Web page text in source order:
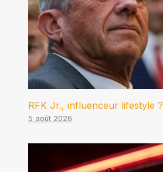
RFK Jr., influenceur lifestyle ?
5 août 2026